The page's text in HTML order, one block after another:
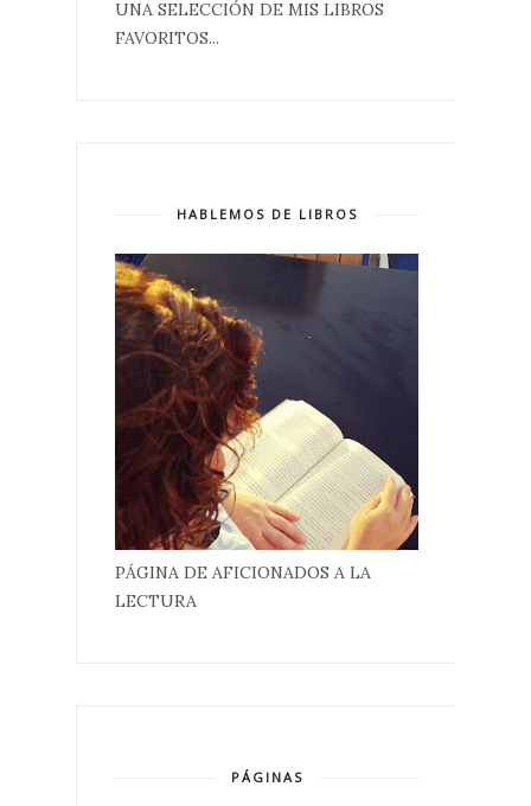
UNA SELECCIÓN DE MIS LIBROS
FAVORITOS...
HABLEMOS DE LIBROS
PÁGINA DE AFICIONADOS A LA
LECTURA
PÁGINAS